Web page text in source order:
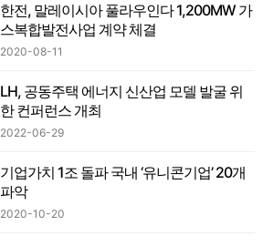
한전, 말레이시아 풀라우인다 1,200MW 가
스복합발전사업 계약 체결
2020-08-11
LH, 공동주택 에너지 신산업 모델 발굴 위
한 컨퍼런스 개최
2022-06-29
기업가치 1조 돌파 국내 ‘유니콘기업’ 20개
파악
2020-10-20